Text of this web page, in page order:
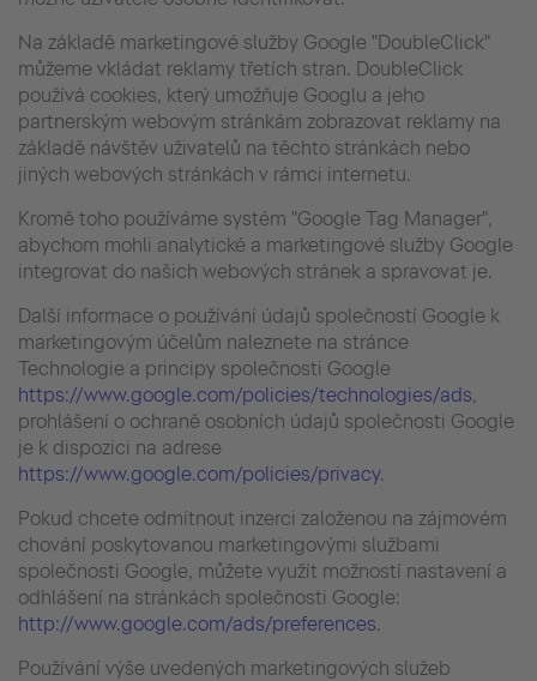
Na základě marketingové služby Google "DoubleClick"
můžeme vkládat reklamy třetích stran. DoubleClick
používá cookies, který umožňuje Googlu a jeho
partnerským webovým stránkám zobrazovat reklamy na
základě návštěv uživatelů na těchto stránkách nebo
jiných webových stránkách v rámci internetu.
Kromě toho používáme systém "Google Tag Manager",
abychom mohli analytické a marketingové služby Google
integrovat do našich webových stránek a spravovat je.
Další informace o používání údajů společností Google k
marketingovým účelům naleznete na stránce
Technologie a principy společnosti Google
https://www.google.com/policies/technologies/ads,
prohlášení o ochraně osobních údajů společnosti Google
je k dispozici na adrese
https://www.google.com/policies/privacy.
Pokud chcete odmítnout inzerci založenou na zájmovém
chování poskytovanou marketingovými službami
společnosti Google, můžete využít možností nastavení a
odhlášení na stránkách společnosti Google:
http://www.google.com/ads/preferences.
Používání výše uvedených marketingových služeb